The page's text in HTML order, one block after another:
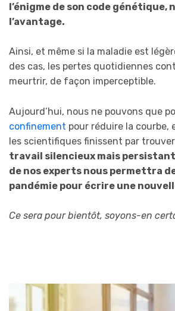
l’énigme de son code génétique,
l’avantage.
Ainsi, et même si la maladie est
des cas, les pertes quotidiennes
meurtrir, de façon imperceptible.
Aujourd’hui, nous ne pouvons que
confinement pour réduire la courbe,
les scientifiques finissent par
travail silencieux mais
de nos experts nous permettra
pandémie pour écrire une
Ce sera pour bientôt, soyons-en